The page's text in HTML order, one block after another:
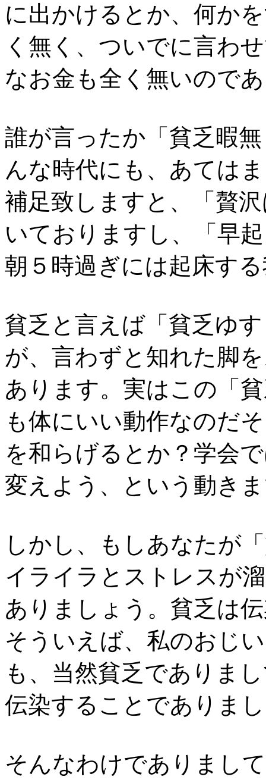
に出かけるとか、何か
く無く、ついでに言わ
なお金も全く無いので
誰が言ったか「貧乏暇
んな時代にも、あては
補足致しますと、「贅
いておりますし、「早
朝５時過ぎには起床す
貧乏と言えば「貧乏ゆ
が、言わずと知れた脚
あります。実はこの「
も体にいい動作なのだ
を和らげるとか？学会
変えよう、という動き
しかし、もしあなたが
イライラとストレスが
ありましょう。貧乏は
そういえば、私のおじ
も、当然貧乏でありま
伝染することでありま
そんなわけでありまし